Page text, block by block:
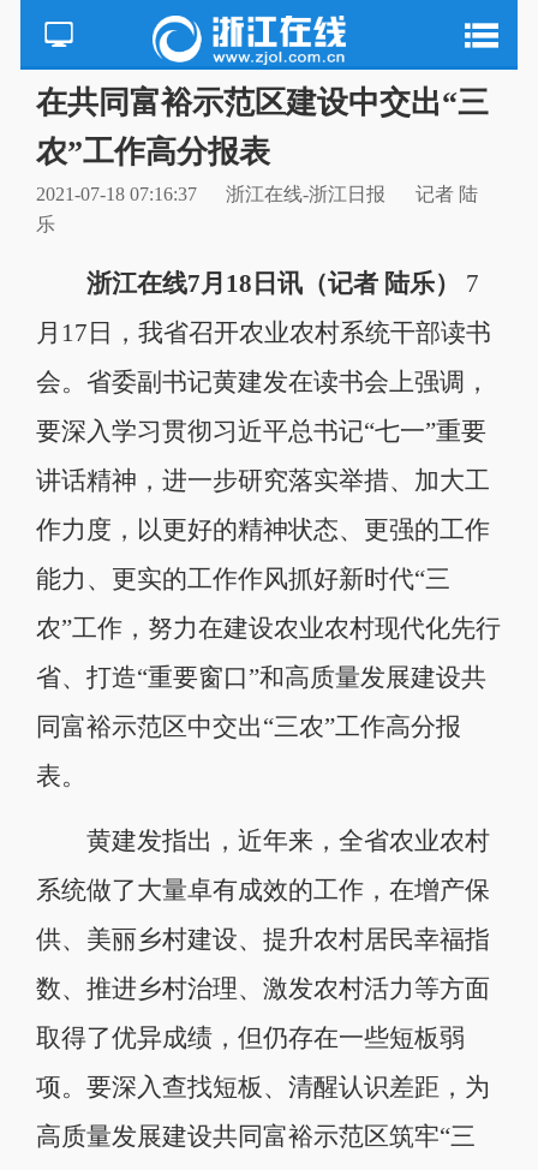
在共同富裕示范区建设中交出“三
农”工作高分报表
2021-07-18 07:16:37 浙江在线-浙江日报
记者 陆
乐
浙江在线7月18日讯（记者 陆乐）
7
月17日，我省召开农业农村系统干部读书
会。省委副书记黄建发在读书会上强调，
要深入学习贯彻习近平总书记“七一”重要
讲话精神，进一步研究落实举措、加大工
作力度，以更好的精神状态、更强的工作
能力、更实的工作作风抓好新时代“三
农”工作，努力在建设农业农村现代化先行
省、打造“重要窗口”和高质量发展建设共
同富裕示范区中交出“三农”工作高分报
表。
黄建发指出，近年来，全省农业农村
系统做了大量卓有成效的工作，在增产保
供、美丽乡村建设、提升农村居民幸福指
数、推进乡村治理、激发农村活力等方面
取得了优异成绩，但仍存在一些短板弱
项。要深入查找短板、清醒认识差距，为
高质量发展建设共同富裕示范区筑牢“三